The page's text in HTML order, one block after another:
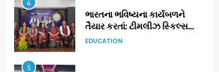
5
ડો. મિતાલી નાગ (આર્ક ઇવેન્ટ્સ)
દ્વારા કિશોર કુમારની જન્મજયંતિ
નિમિત્તે સંગીતમય શ્રદ્ધાંજલિ
AHMEDABAD